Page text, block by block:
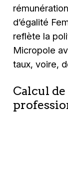
d’égalité
reflète la
Micropole
taux, voire,
Calcul